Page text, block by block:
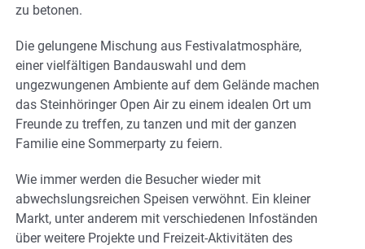
zu betonen.
Die gelungene Mischung aus Festivalatmosphäre,
einer vielfältigen Bandauswahl und dem
ungezwungenen Ambiente auf dem Gelände machen
das Steinhöringer Open Air zu einem idealen Ort um
Freunde zu treffen, zu tanzen und mit der ganzen
Familie eine Sommerparty zu feiern.
Wie immer werden die Besucher wieder mit
abwechslungsreichen Speisen verwöhnt. Ein kleiner
Markt, unter anderem mit verschiedenen Infoständen
über weitere Projekte und Freizeit-Aktivitäten des